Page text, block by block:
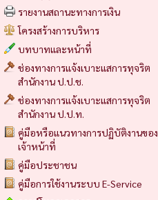
รายงานสถานะทางการเงิน
โครงสร้างการบริหาร
บทบาทและหน้าที่
ช่องทางการแจ้งเบาะแสการทุจริต
สำนักงาน ป.ป.ช.
ช่องทางการแจ้งเบาะแสการทุจริต
สำนักงาน ป.ป.ท.
คู่มือหรือแนวทางการปฏิบัติงานของ
เจ้าหน้าที่
คู่มือประชาชน
คู่มือการใช้งานระบบ E-Service